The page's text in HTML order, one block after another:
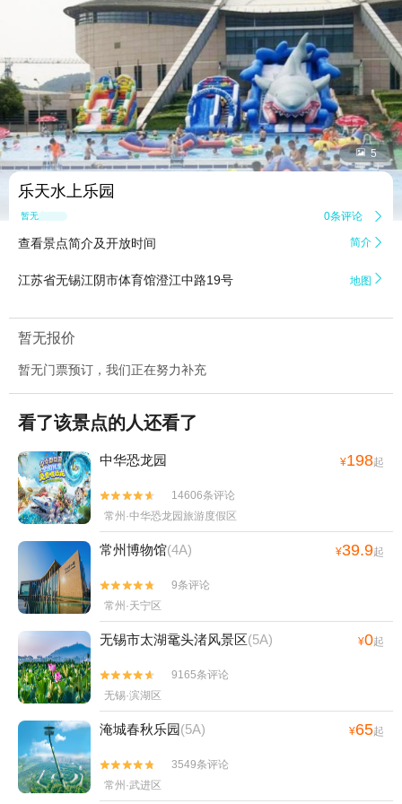
 5
乐天水上乐园
暂无点评 0条评论 
查看景点简介及开放时间 简介 
江苏省无锡江阴市体育馆澄江中路19号 地图 
暂无报价
暂无门票预订，我们正在努力补充
看了该景点的人还看了
中华恐龙园 ¥198起


14606条评论
常州·中华恐龙园旅游度假区
常州博物馆(4A) ¥39.9起


9条评论
常州·天宁区
无锡市太湖鼋头渚风景区(5A) ¥0起


9165条评论
无锡·滨湖区
淹城春秋乐园(5A) ¥65起


3549条评论
常州·武进区